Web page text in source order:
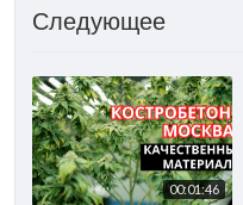
Следующее
00:01:46